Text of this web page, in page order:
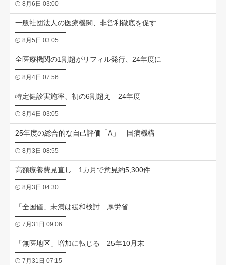
8月6日 03:00
一般社団法人の医療機関、非営利徹底を促す
8月5日 03:05
全医療機関の1割超がリフィル発行、24年度に
8月4日 07:56
特定健診実施率、初の6割超え 24年度
8月4日 03:05
25年度の総合的な自己評価「A」 国病機構
8月3日 08:55
高額療養費見直し 1カ月で意見約5,300件
8月3日 04:30
「全国値」未満は緩和検討 厚労省
7月31日 09:06
「無医地区」増加に転じる 25年10月末
7月31日 07:15